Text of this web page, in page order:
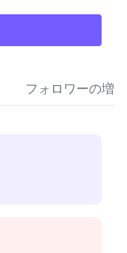
フォロワーの増加